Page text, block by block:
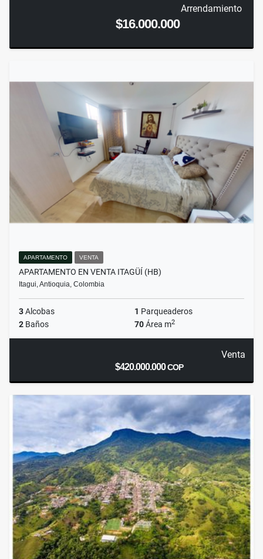
Arrendamiento
$16.000.000
APARTAMENTO VENTA
APARTAMENTO EN VENTA ITAGÜÍ (HB)
Itagui, Antioquia, Colombia
3Alcobas 1 Parqueaderos
2 Baños 70Área m2
Venta
$420.000.000COP